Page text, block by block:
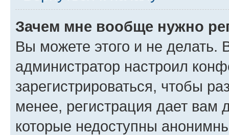
Зачем мне вообще нужно
Вы можете этого и не делать.
администратор настроил
зарегистрироваться, чтобы
менее, регистрация дает вам
которые недоступны